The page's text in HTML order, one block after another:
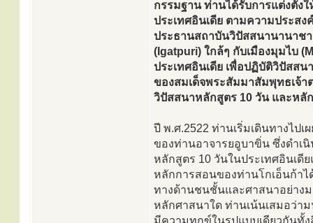
กรรมฐาน ท่านได้รับการแต่งตั้ง
ประเทศอินเดีย ตามความประส
ประธานสถาบันวิปัสสนานานาชา
(Igatpuri) ใกล้ๆ กับเมืองมุมไบ
ประเทศอินเดีย เพื่อปฏิบัติวิปัสส
ของสมเด็จพระสัมมาสัมพุทธเจ้
วิปัสสนาหลักสูตร 10 วัน และหลั
ปี พ.ศ.2522 ท่านเริ่มเดินทางไป
ของท่านอาจารยอูบาขิ่น ซึ่งดำเ
หลักสูตร 10 วันในประเทศอินเดี
หลักการสอนของท่านโกเอ็นก้าไ
ทางด้านชนชั้นและศาสนาอย่าง
หลักศาสนาใด ท่านเน้นเสมอว่า
มีความทุกข์ในรูปแบบเดียวกันทั้